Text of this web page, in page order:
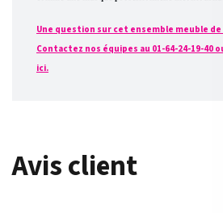
Une question sur cet ensemble meuble de
Contactez nos équipes au 01-64-24-19-40
ici.
Avis client